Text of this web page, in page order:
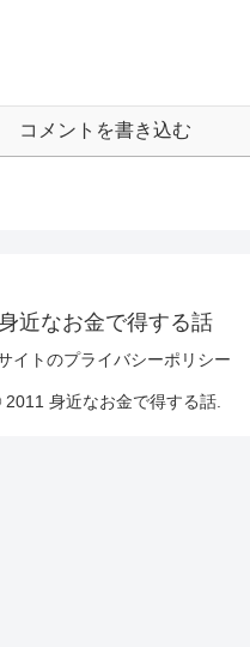
コメントを書き込む
近なお金で得する話
イトのプライバシーポリシー
2011 身近なお金で得する話.